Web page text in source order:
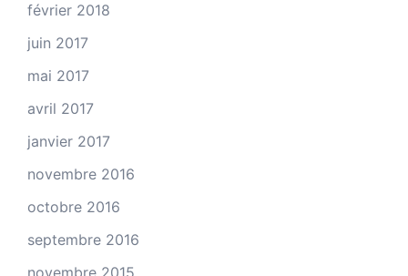
février 2018
juin 2017
mai 2017
avril 2017
janvier 2017
novembre 2016
octobre 2016
septembre 2016